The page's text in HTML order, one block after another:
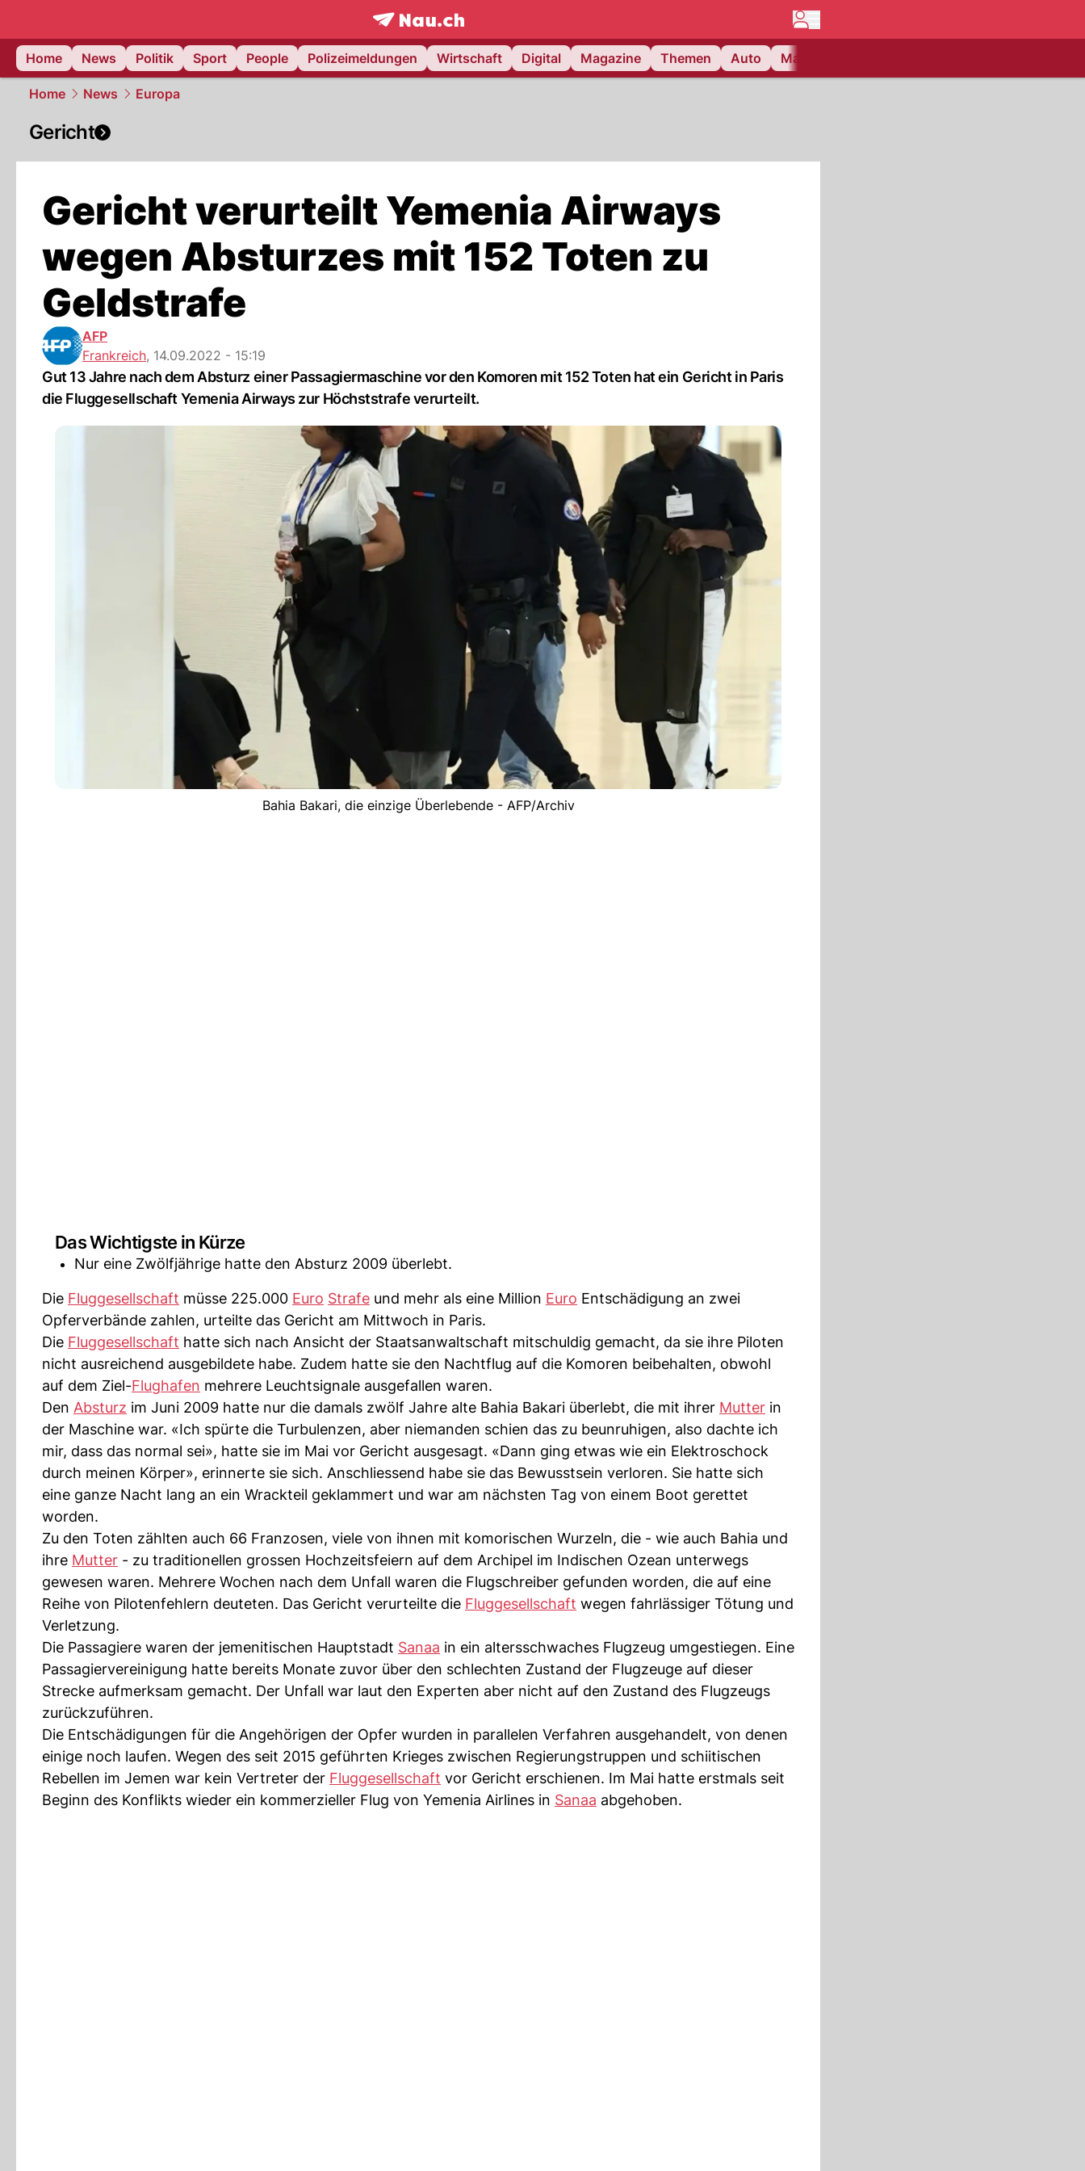
frontpage.NAU.ch
Home
News Politik Sport People Polizeimeldungen Wirtschaft Digital Magazine Themen Auto Matchcenter
Home News Europa
Gericht
Gericht verurteilt Yemenia Airways
wegen Absturzes mit 152 Toten zu
Geldstrafe
AFP
Frankreich, 14.09.2022 - 15:19
Gut 13 Jahre nach dem Absturz einer Passagiermaschine vor den Komoren mit 152 Toten hat ein Gericht in Paris
die Fluggesellschaft Yemenia Airways zur Höchststrafe verurteilt.
Bahia Bakari, die einzige Überlebende - AFP/Archiv
Das Wichtigste in Kürze
Nur eine Zwölfjährige hatte den Absturz 2009 überlebt.
Die Fluggesellschaft müsse 225.000 Euro Strafe und mehr als eine Million Euro Entschädigung an zwei
Opferverbände zahlen, urteilte das Gericht am Mittwoch in Paris.
Die Fluggesellschaft hatte sich nach Ansicht der Staatsanwaltschaft mitschuldig gemacht, da sie ihre Piloten
nicht ausreichend ausgebildete habe. Zudem hatte sie den Nachtflug auf die Komoren beibehalten, obwohl
auf dem Ziel-Flughafen mehrere Leuchtsignale ausgefallen waren.
Den Absturz im Juni 2009 hatte nur die damals zwölf Jahre alte Bahia Bakari überlebt, die mit ihrer Mutter in
der Maschine war. «Ich spürte die Turbulenzen, aber niemanden schien das zu beunruhigen, also dachte ich
mir, dass das normal sei», hatte sie im Mai vor Gericht ausgesagt. «Dann ging etwas wie ein Elektroschock
durch meinen Körper», erinnerte sie sich. Anschliessend habe sie das Bewusstsein verloren. Sie hatte sich
eine ganze Nacht lang an ein Wrackteil geklammert und war am nächsten Tag von einem Boot gerettet
worden.
Zu den Toten zählten auch 66 Franzosen, viele von ihnen mit komorischen Wurzeln, die - wie auch Bahia und
ihre Mutter - zu traditionellen grossen Hochzeitsfeiern auf dem Archipel im Indischen Ozean unterwegs
gewesen waren. Mehrere Wochen nach dem Unfall waren die Flugschreiber gefunden worden, die auf eine
Reihe von Pilotenfehlern deuteten. Das Gericht verurteilte die Fluggesellschaft wegen fahrlässiger Tötung und
Verletzung.
Die Passagiere waren der jemenitischen Hauptstadt Sanaa in ein altersschwaches Flugzeug umgestiegen. Eine
Passagiervereinigung hatte bereits Monate zuvor über den schlechten Zustand der Flugzeuge auf dieser
Strecke aufmerksam gemacht. Der Unfall war laut den Experten aber nicht auf den Zustand des Flugzeugs
zurückzuführen.
Die Entschädigungen für die Angehörigen der Opfer wurden in parallelen Verfahren ausgehandelt, von denen
einige noch laufen. Wegen des seit 2015 geführten Krieges zwischen Regierungstruppen und schiitischen
Rebellen im Jemen war kein Vertreter der Fluggesellschaft vor Gericht erschienen. Im Mai hatte erstmals seit
Beginn des Konflikts wieder ein kommerzieller Flug von Yemenia Airlines in Sanaa abgehoben.